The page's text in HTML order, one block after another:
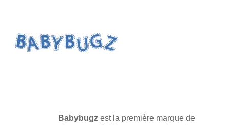
Babybugz est la première marque de